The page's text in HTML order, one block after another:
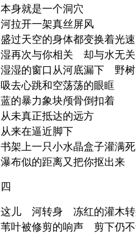
本身就是一个洞穴
河拉开一架真丝屏风
盛过天空的身体都变换着光速
湿再次与你相关 却与水无关
湿湿的窗口从河底漏下 野
吸去心跳和空荡荡的眼眶
蓝的暴力象块颅骨倒扣着
从未真正抵达的远方
从来在逼近脚下
书架上一只小水晶盒子灌满
瀑布似的距离又把你抠出来
四
这儿 河转身 冻红的灌木转
苇叶被修剪的响声 剪下仍